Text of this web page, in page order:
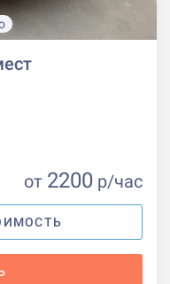
от 2200 р/час